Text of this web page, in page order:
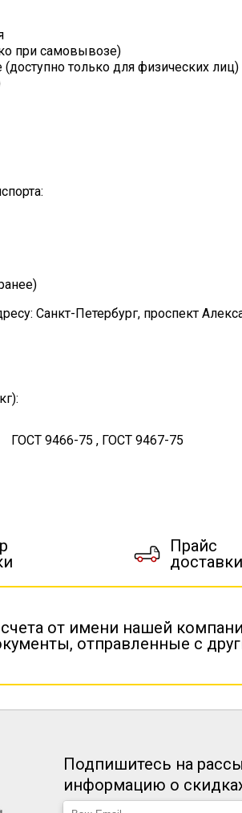
при самовывозе)
только для физических лиц)
Санкт-Петербург, проспект
ГОСТ 9466-75 , ГОСТ 9467-75
Прайс
доставки
от имени нашей
отправленные с
Подпишитесь на
информацию о